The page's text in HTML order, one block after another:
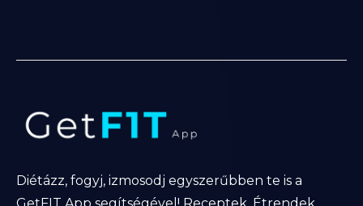
Diétázz, fogyj, izmosodj egyszerűbben te is a